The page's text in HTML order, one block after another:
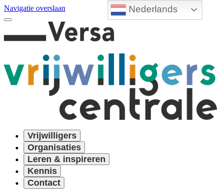
Nederlands
Navigatie overslaan
Vrijwilligers
Organisaties
Leren & inspireren
Kennis
Contact